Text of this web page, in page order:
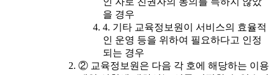
을 경우
4. 기타 교육정보원이 서비스의 효율적
인 운영 등을 위하여 필요하다고 인정
되는 경우
② 교육정보원은 다음 각 호에 해당하는 이용